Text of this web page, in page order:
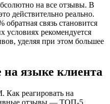
на все отзывы. В
действительно реально.
связь становится
условиях рекомендуется
уделяя при этом большее
на языке клиента